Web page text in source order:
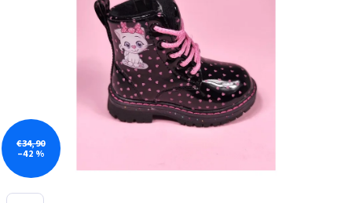
hviezdičiek.
€34,90
–42 %